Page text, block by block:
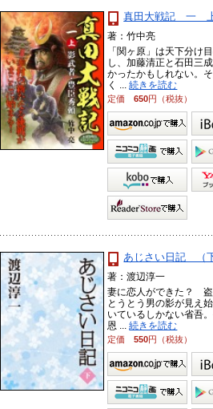
真田大戦記 一
著：竹中亮
「関ヶ原」は天下分
し、加藤清正と石田三
かったかもしれない。
く ...続きを読む
定価650円（税抜）
あじさい日記 （
著：渡辺淳一
妻に恋人ができた？ 盗
とうとう男の影が見え
いているしかない省吾
恩 ...続きを読む
定価550円（税抜）